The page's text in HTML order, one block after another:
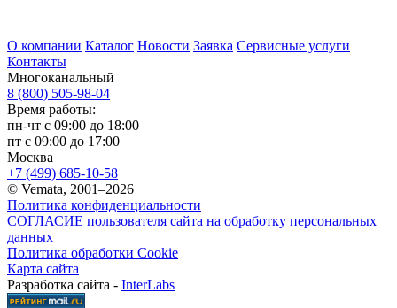
О компании Каталог Новости Заявка Сервисные услуги
Контакты
Многоканальный
8 (800) 505-98-04
Время работы:
пн-чт с 09:00 до 18:00
пт с 09:00 до 17:00
Москва
+7 (499) 685-10-58
© Vemata, 2001–2026
Политика конфиденциальности
СОГЛАСИЕ пользователя сайта на обработку персональных
данных
Политика обработки Cookie
Карта сайта
Разработка сайта - InterLabs